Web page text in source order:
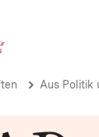
Aus Politik